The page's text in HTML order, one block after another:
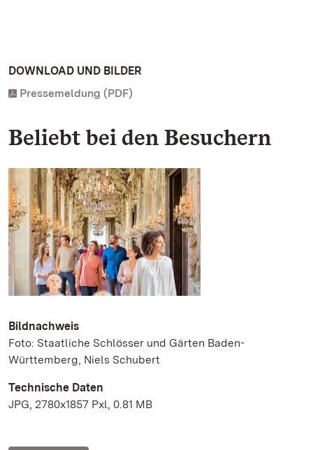
DOWNLOAD UND BILDER
Pressemeldung (PDF)
Beliebt bei den Besuchern
Bildnachweis
Foto: Staatliche Schlösser und Gärten Baden-
Württemberg, Niels Schubert
Technische Daten
JPG, 2780x1857 Pxl, 0.81 MB